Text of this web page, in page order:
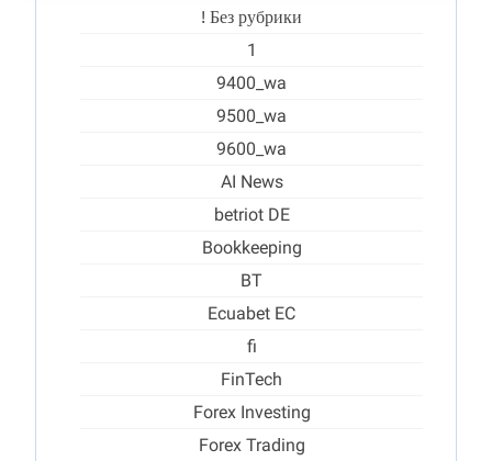
! Без рубрики
1
9400_wa
9500_wa
9600_wa
AI News
betriot DE
Bookkeeping
BT
Ecuabet EC
fi
FinTech
Forex Investing
Forex Trading